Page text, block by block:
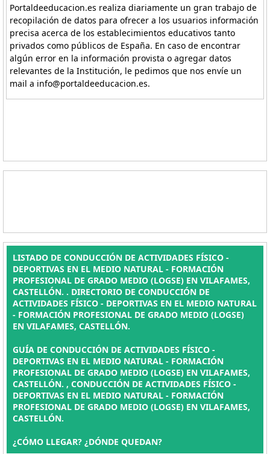
Portaldeeducacion.es realiza diariamente un gran trabajo de
recopilación de datos para ofrecer a los usuarios información
precisa acerca de los establecimientos educativos tanto
privados como públicos de España. En caso de encontrar
algún error en la información provista o agregar datos
relevantes de la Institución, le pedimos que nos envíe un
mail a info@portaldeeducacion.es.
LISTADO DE CONDUCCIÓN DE ACTIVIDADES FÍSICO -
DEPORTIVAS EN EL MEDIO NATURAL - FORMACIÓN
PROFESIONAL DE GRADO MEDIO (LOGSE) EN VILAFAMES,
CASTELLÓN. . DIRECTORIO DE CONDUCCIÓN DE
ACTIVIDADES FÍSICO - DEPORTIVAS EN EL MEDIO NATURAL
- FORMACIÓN PROFESIONAL DE GRADO MEDIO (LOGSE)
EN VILAFAMES, CASTELLÓN.
GUÍA DE CONDUCCIÓN DE ACTIVIDADES FÍSICO -
DEPORTIVAS EN EL MEDIO NATURAL - FORMACIÓN
PROFESIONAL DE GRADO MEDIO (LOGSE) EN VILAFAMES,
CASTELLÓN. , CONDUCCIÓN DE ACTIVIDADES FÍSICO -
DEPORTIVAS EN EL MEDIO NATURAL - FORMACIÓN
PROFESIONAL DE GRADO MEDIO (LOGSE) EN VILAFAMES,
CASTELLÓN.
¿CÓMO LLEGAR? ¿DÓNDE QUEDAN?